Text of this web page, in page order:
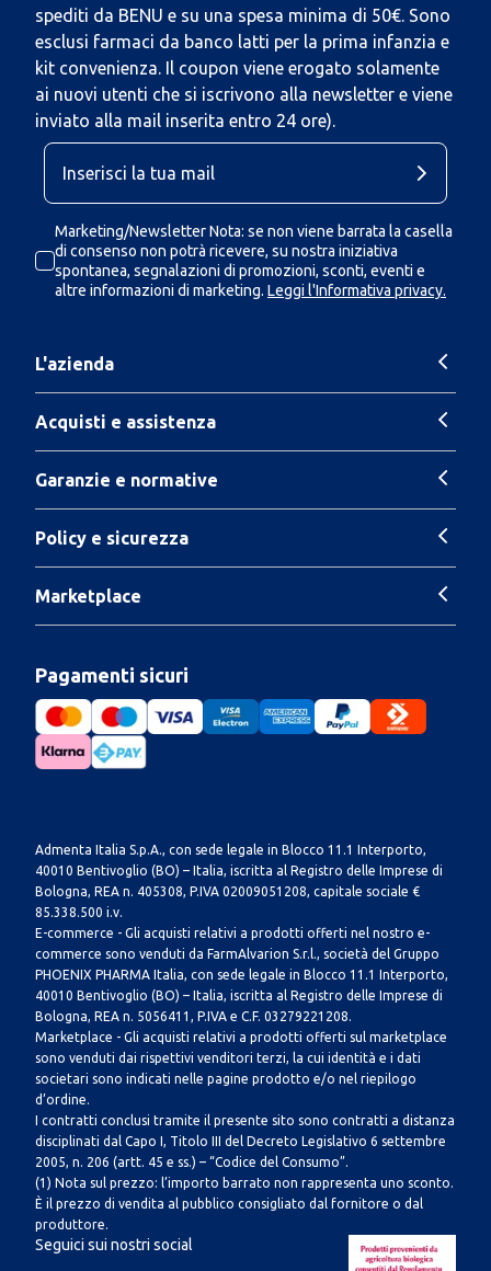
spediti da BENU e su una spesa minima di 50€. Sono
esclusi farmaci da banco latti per la prima infanzia e
kit convenienza. Il coupon viene erogato solamente
ai nuovi utenti che si iscrivono alla newsletter e viene
inviato alla mail inserita entro 24 ore).
Marketing/Newsletter Nota: se non viene barrata la casella
di consenso non potrà ricevere, su nostra iniziativa
spontanea, segnalazioni di promozioni, sconti, eventi e
altre informazioni di marketing. Leggi l'Informativa privacy.
L'azienda
Acquisti e assistenza
Garanzie e normative
Policy e sicurezza
Marketplace
Pagamenti sicuri
Admenta Italia S.p.A., con sede legale in Blocco 11.1 Interporto,
40010 Bentivoglio (BO) – Italia, iscritta al Registro delle Imprese di
Bologna, REA n. 405308, P.IVA 02009051208, capitale sociale €
85.338.500 i.v.
E-commerce - Gli acquisti relativi a prodotti offerti nel nostro e-
commerce sono venduti da FarmAlvarion S.r.l., società del Gruppo
PHOENIX PHARMA Italia, con sede legale in Blocco 11.1 Interporto,
40010 Bentivoglio (BO) – Italia, iscritta al Registro delle Imprese di
Bologna, REA n. 5056411, P.IVA e C.F. 03279221208.
Marketplace - Gli acquisti relativi a prodotti offerti sul marketplace
sono venduti dai rispettivi venditori terzi, la cui identità e i dati
societari sono indicati nelle pagine prodotto e/o nel riepilogo
d’ordine.
I contratti conclusi tramite il presente sito sono contratti a distanza
disciplinati dal Capo I, Titolo III del Decreto Legislativo 6 settembre
2005, n. 206 (artt. 45 e ss.) – “Codice del Consumo”.
(1) Nota sul prezzo: l’importo barrato non rappresenta uno sconto.
È il prezzo di vendita al pubblico consigliato dal fornitore o dal
produttore.
Seguici sui nostri social